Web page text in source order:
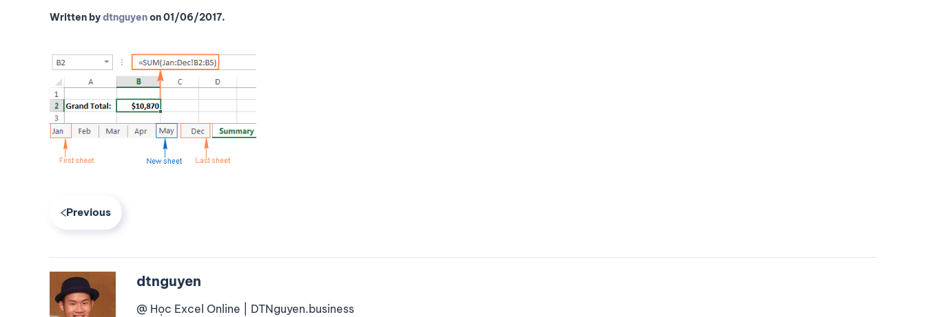
Written bydtnguyenon01/06/2017.
Previous
dtnguyen
@ Học Excel Online | DTNguyen.business